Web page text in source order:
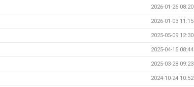
2026-01-26 08:20
2026-01-03 11:15
2025-05-09 12:30
2025-04-15 08:44
2025-03-28 09:23
2024-10-24 10:52